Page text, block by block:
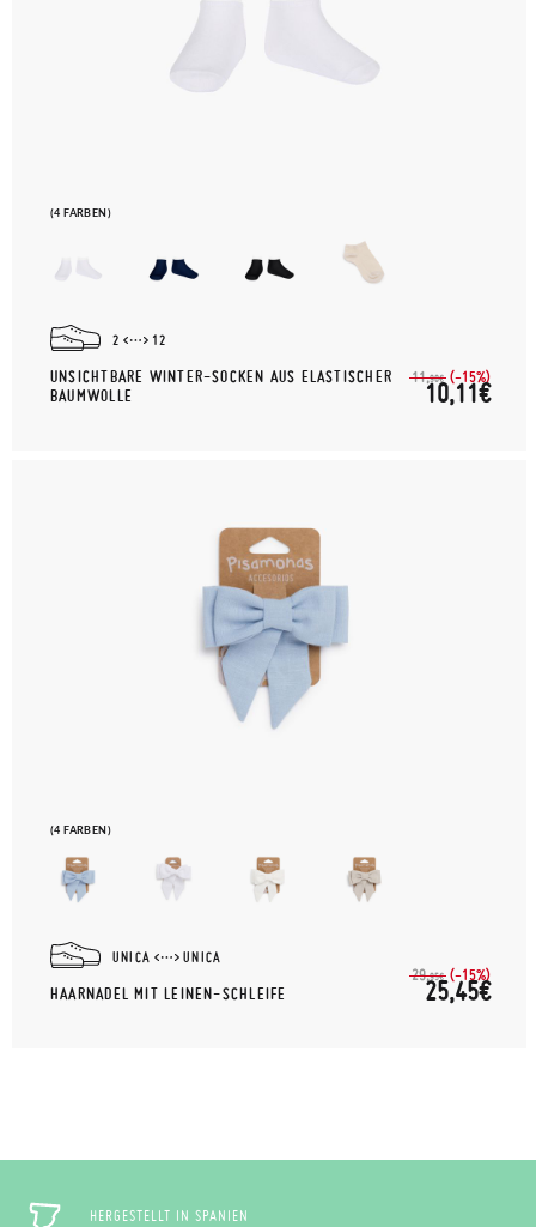
(4 FARBEN)
2 12
UNSICHTBARE WINTER-SOCKEN AUS ELASTISCHER
BAUMWOLLE
11,90€ (-15%)
10,11€
(4 FARBEN)
UNICA UNICA
HAARNADEL MIT LEINEN-SCHLEIFE
29,95€ (-15%)
25,45€
HERGESTELLT IN SPANIEN